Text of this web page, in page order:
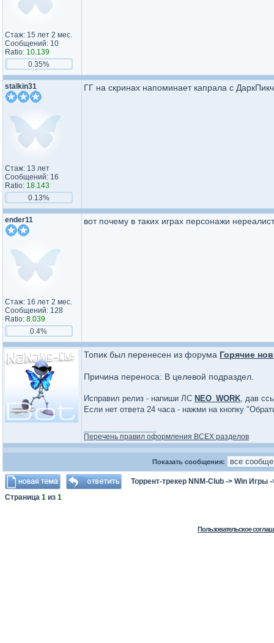
Стаж: 15 лет 2 мес.
Сообщений: 10
Ratio: 10.139
0.35%
stalkin31
Стаж: 13 лет
Сообщений: 16
Ratio: 18.143
0.13%
ГГ на скринах напоминает капрала с
ender11
Стаж: 16 лет 2 мес.
Сообщений: 128
Ratio: 8.039
0.4%
вот почему в таких играх персонажи
Топик был перенесен из форума Горячие
Причина переноса: В целевой подраздел.
Исправил релиз - напиши ЛС NEO_WORK, дав
Если нет ответа 24 часа - нажми на кнопку
Перечень правил оформления ВСЕХ разделов
Показать сообщения:
Торрент-трекер NNM-Club -> Win Игры
Страница 1 из 1
Пользовательское